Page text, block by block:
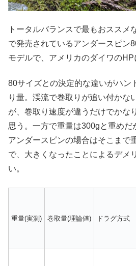
トータルバランスで最もおススメ
で発売されているアンダースピン
モデルで、アメリカのダイワのHP
80サイズとの決定的な違いがハン
り量。渓流で巻取りが追い付かな
が、巻取り速度が違うだけでかな
思う。一方で重量は300gと重めだ
アンダースピンの場合はそこまで
で、大きくなったことによるデメ
い。
重量(実測) 巻取量(理論値) ドラグ方式